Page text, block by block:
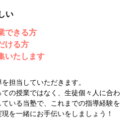
い
できる方
ける方
いたします
担当していただきます。
の授業ではなく、生徒個々人に合わ
いる当塾で、これまでの指導経験を
を一緒にお手伝いをしましょう！